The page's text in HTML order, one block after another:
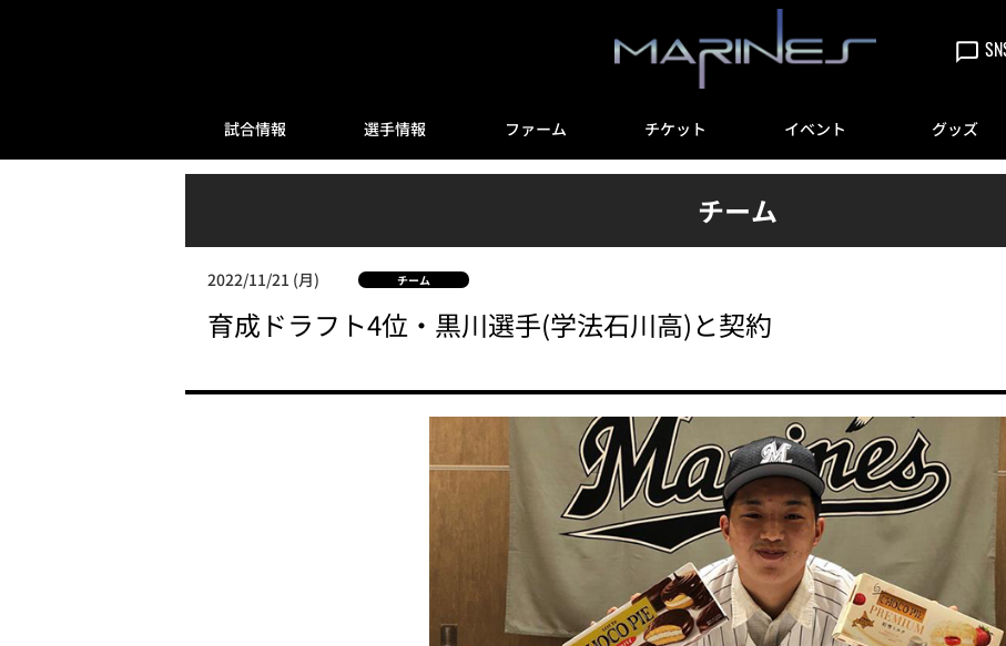
試合情報 選手情報 ファーム チケット イベント グッズ
チーム
2022/11/21 (月) チーム
育成ドラフト4位・黒川選手(学法石川高)と契約